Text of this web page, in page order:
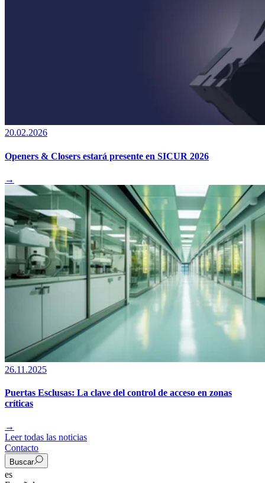
20.02.2026
Openers & Closers estará presente en SICUR 2026
→
26.11.2025
Puertas Esclusas: La clave del control de acceso en zonas
críticas
→
Leer todas las noticias
Contacto
Buscar
es